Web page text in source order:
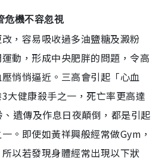
危機不容忽視
，容易吸收過多油鹽糖及澱粉
動，形成中央肥胖的問題，令高
悄悄逼近。三高會引起「心血
大健康殺手之一，死亡率更高達
遺傳及作息日夜顛倒，都是引起
。即使如黃祥興般經常做Gym，
以若發現身體經常出現以下狀